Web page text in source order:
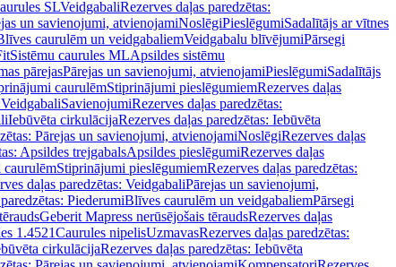
SLVeidgabaliRezerves daļas paredzētas:
un savienojumi, atvienojamiNoslēgiPieslēgumiSadalītājs ar vītnes
caurulēm un veidgabaliemVeidgabalu blīvējumiPārsegi
Sistēmu caurules MLApsildes sistēmu
pārejasPārejas un savienojumi, atvienojamiPieslēgumiSadalītājs
caurulēmStiprinājumi pieslēgumiemRezerves daļas
SavienojumiRezerves daļas paredzētas:
Iebūvēta cirkulācijaRezerves daļas paredzētas: Iebūvēta
Pārejas un savienojumi, atvienojamiNoslēgiRezerves daļas
Apsildes trejgabalsApsildes pieslēgumiRezerves daļas
caurulēmStiprinājumi pieslēgumiemRezerves daļas paredzētas:
daļas paredzētas: VeidgabaliPārejas un savienojumi,
PiederumiBlīves caurulēm un veidgabaliemPārsegi
Geberit Mapress nerūsējošais tēraudsRezerves daļas
1.4521Caurules nipelisUzmavasRezerves daļas paredzētas:
cirkulācijaRezerves daļas paredzētas: Iebūvēta